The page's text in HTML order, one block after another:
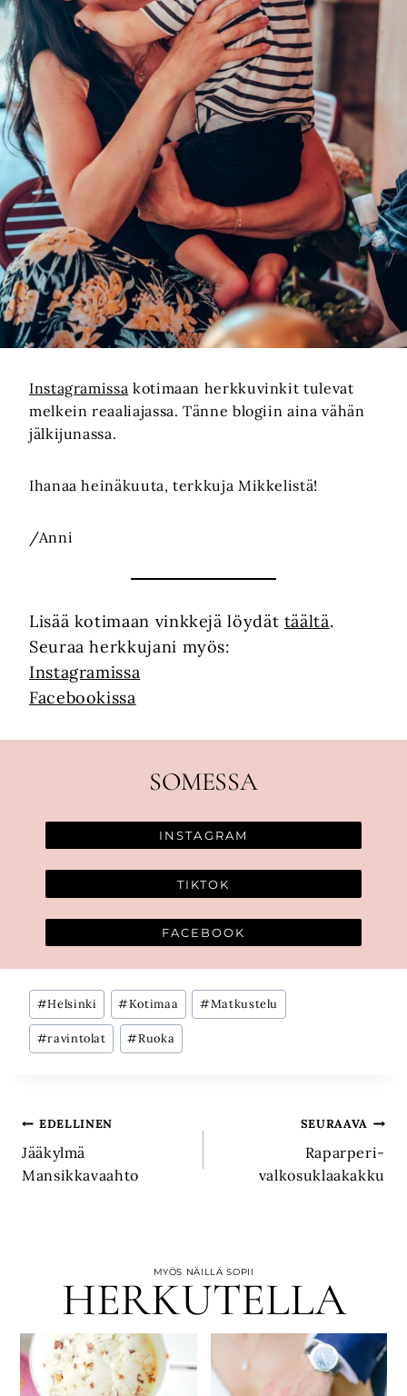
Instagramissa kotimaan herkkuvinkit tulevat
melkein reaaliajassa. Tänne blogiin aina vähän
jälkijunassa.
Ihanaa heinäkuuta, terkkuja Mikkelistä!
/Anni
Lisää kotimaan vinkkejä löydät täältä.
Seuraa herkkujani myös:
Instagramissa
Facebookissa
SOMESSA
INSTAGRAM
TIKTOK
FACEBOOK
Avainsanat:
#Helsinki #Kotimaa #Matkustelu
#ravintolat #Ruoka
Artikkelien
selaus
EDELLINEN
Jääkylmä
Mansikkavaahto
SEURAAVA
Raparperi-
valkosuklaakakku
MYÖS NÄILLÄ SOPII
HERKUTELLA